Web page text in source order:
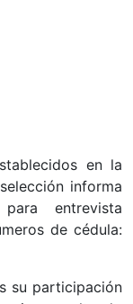
en la
informa
entrevista
de cédula:
su participación